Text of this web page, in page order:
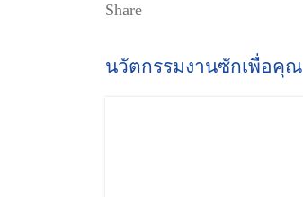
Share
นวัตกรรมงานซักเพื่อคุณ